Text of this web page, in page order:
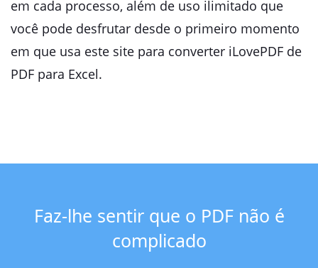
em cada processo, além de uso ilimitado que
você pode desfrutar desde o primeiro momento
em que usa este site para converter iLovePDF de
PDF para Excel.
Faz-lhe sentir que o PDF não é
complicado